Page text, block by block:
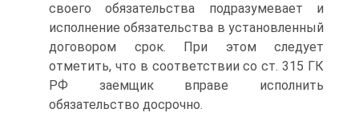
своего обязательства подразумевает и
исполнение обязательства в установленный
договором срок. При этом следует
отметить, что в соответствии со ст. 315 ГК
РФ заемщик вправе исполнить
обязательство досрочно.